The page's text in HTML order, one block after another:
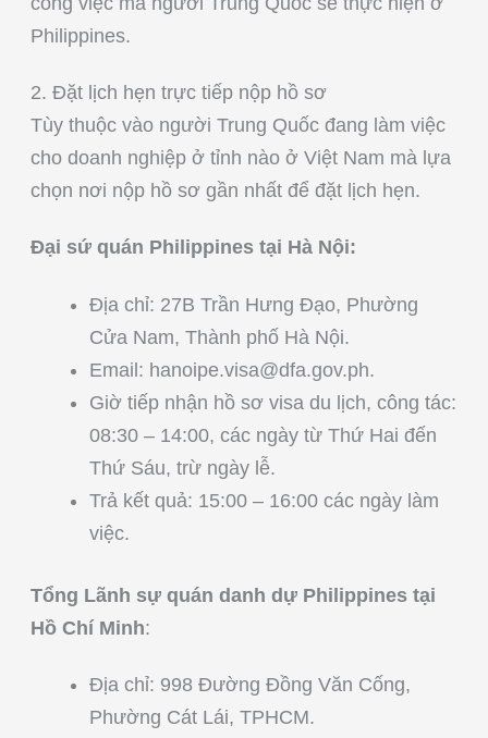
Philippines.
2. Đặt lịch hẹn trực tiếp nộp hồ sơ
Tùy thuộc vào người Trung Quốc đang làm việc
cho doanh nghiệp ở tỉnh nào ở Việt Nam mà lựa
chọn nơi nộp hồ sơ gần nhất để đặt lịch hẹn.
Đại sứ quán Philippines tại Hà Nội:
Địa chỉ: 27B Trần Hưng Đạo, Phường
Cửa Nam, Thành phố Hà Nội.
Email: hanoipe.visa@dfa.gov.ph.
Giờ tiếp nhận hồ sơ visa du lịch, công tác:
08:30 – 14:00, các ngày từ Thứ Hai đến
Thứ Sáu, trừ ngày lễ.
Trả kết quả: 15:00 – 16:00 các ngày làm
việc.
Tổng Lãnh sự quán danh dự Philippines tại
Hồ Chí Minh:
Địa chỉ: 998 Đường Đồng Văn Cống,
Phường Cát Lái, TPHCM.